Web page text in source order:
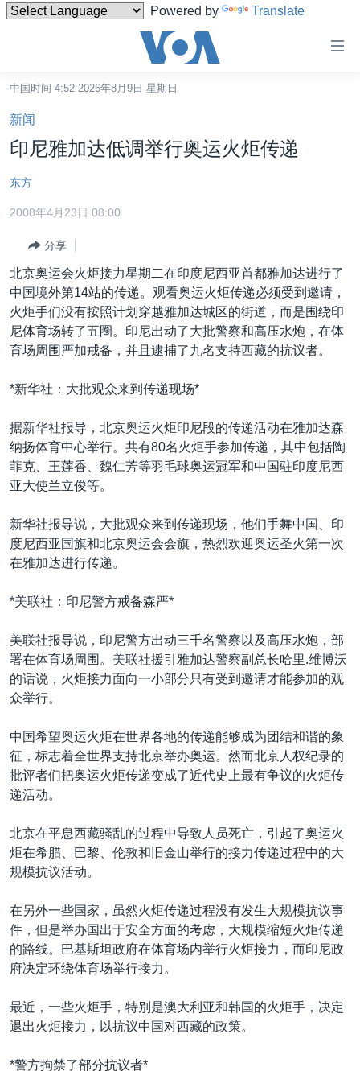
Powered by Translate
碍
链
接
跳
转
内
转
到
导
航
跳
到
索
台湾
港澳
国际
最新国际新闻
印太
中东
非洲
美洲
全球议题
分类新闻
经济·金融·贸易
人权·法律·宗教
军事
劳工
环境
美中关系
热点专题
国会报道
美中关系
美国建国250周年
埃博拉疫情
重要讲话与声明
台海两岸关系
南中国海争端
关注新疆
GEN Z 看美国
VOA今日焦点
中文广播
关注我们
中国时间 4:52 2026年8月9日 星期日
新闻
印尼雅加达低调举行奥运火炬传递
东方
2008年4月23日 08:00
分享
北京奥运会火炬接力星期二在印度尼西亚首都雅加达进行了
中国境外第14站的传递。观看奥运火炬传递必须受到邀请，
火炬手们没有按照计划穿越雅加达城区的街道，而是围绕印
尼体育场转了五圈。印尼出动了大批警察和高压水炮，在体
育场周围严加戒备，并且逮捕了九名支持西藏的抗议者。
*新华社：大批观众来到传递现场*
据新华社报导，北京奥运火炬印尼段的传递活动在雅加达森
纳扬体育中心举行。共有80名火炬手参加传递，其中包括陶
菲克、王莲香、魏仁芳等羽毛球奥运冠军和中国驻印度尼西
亚大使兰立俊等。
新华社报导说，大批观众来到传递现场，他们手舞中国、印
度尼西亚国旗和北京奥运会会旗，热烈欢迎奥运圣火第一次
在雅加达进行传递。
*美联社：印尼警方戒备森严*
美联社报导说，印尼警方出动三千名警察以及高压水炮，部
署在体育场周围。美联社援引雅加达警察副总长哈里.维博沃
的话说，火炬接力面向一小部分只有受到邀请才能参加的观
众举行。
中国希望奥运火炬在世界各地的传递能够成为团结和谐的象
征，标志着全世界支持北京举办奥运。然而北京人权纪录的
批评者们把奥运火炬传递变成了近代史上最有争议的火炬传
递活动。
北京在平息西藏骚乱的过程中导致人员死亡，引起了奥运火
炬在希腊、巴黎、伦敦和旧金山举行的接力传递过程中的大
规模抗议活动。
在另外一些国家，虽然火炬传递过程没有发生大规模抗议事
件，但是举办国出于安全方面的考虑，大规模缩短火炬传递
的路线。巴基斯坦政府在体育场内举行火炬接力，而印尼政
府决定环绕体育场举行接力。
最近，一些火炬手，特别是澳大利亚和韩国的火炬手，决定
退出火炬接力，以抗议中国对西藏的政策。
*警方拘禁了部分抗议者*